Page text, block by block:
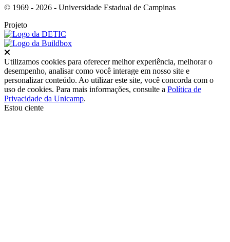
© 1969 - 2026 - Universidade Estadual de Campinas
Projeto
Utilizamos cookies para oferecer melhor experiência, melhorar o
desempenho, analisar como você interage em nosso site e
personalizar conteúdo. Ao utilizar este site, você concorda com o
uso de cookies. Para mais informações, consulte a Política de
Privacidade da Unicamp.
Estou ciente